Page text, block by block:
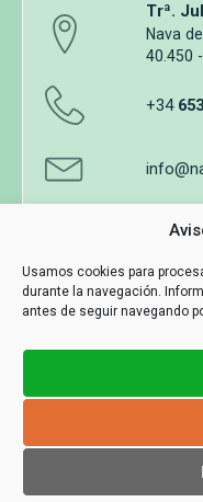
Usamos cookies para
durante la navegación.
antes de seguir navegando
Trª.
Nava
40.450
+34
Con
Aviso legal Política
Términos y